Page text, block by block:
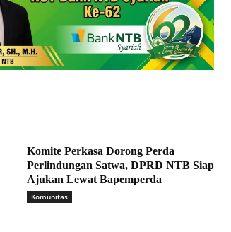
Komite Perkasa Dorong Perda
Perlindungan Satwa, DPRD NTB Siap
Ajukan Lewat Bapemperda
Komunitas